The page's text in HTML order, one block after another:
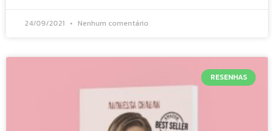
24/09/2021 Nenhum comentário
RESENHAS